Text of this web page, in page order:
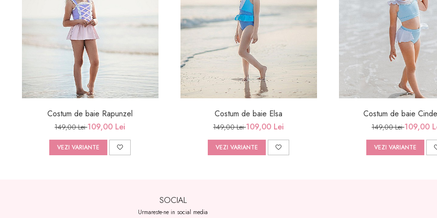
Costum de baie Rapunzel
149,00 Lei109,00 Lei
VEZI VARIANTE
Costum de baie Elsa
149,00 Lei109,00 Lei
VEZI VARIANTE
Costum de baie
149,00 Lei109,00
VEZI VARIANTE
SOCIAL
Urmareste-ne in social media